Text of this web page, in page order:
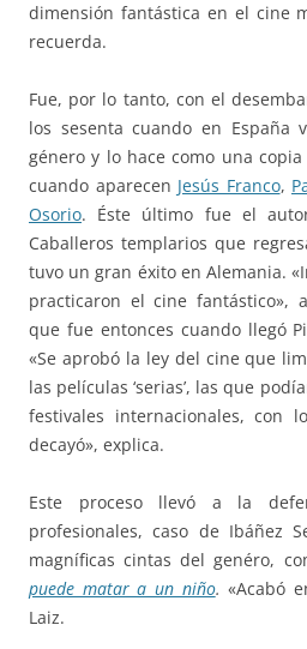
dimensión fantástica en el cine
recuerda.
Fue, por lo tanto, con el
los sesenta cuando en España
género y lo hace como una
cuando aparecen Jesús Franco,
Osorio. Éste último fue el
Caballeros templarios que
tuvo un gran éxito en Alemania.
practicaron el cine fantástico»,
que fue entonces cuando llegó
«Se aprobó la ley del cine que
las películas ‘serias’, las que
festivales internacionales, con
decayó», explica.
Este proceso llevó a la
profesionales, caso de Ibáñez
magníficas cintas del genéro,
puede matar a un niño.«Acabó
Laiz.